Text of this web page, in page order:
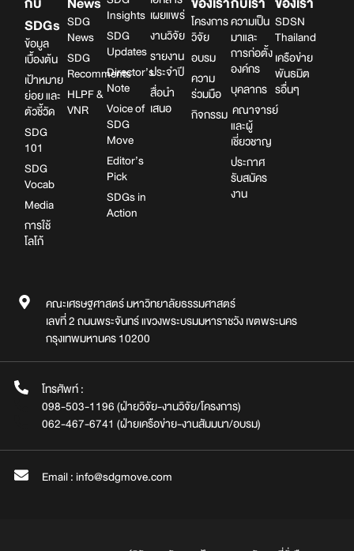
SDGs
ข้อมูล
เบื้องต้น
เป้าหมาย
ย่อย และ
ตัวชี้วัด
SDG
101
SDG
Vocab
Media
การใช้
โลโก้
SDG
News
SDG
Recomments
HLPF &
VNR
Insights
SDG
Updates
Director’s
Note
Voice of
SDG
Move
Editor’s
Pick
SDGs in
Action
เผยแพร่
งานวิจัย
รายงาน
ประจำปี
สื่อนำ
เสนอ
โครงการ
วิจัย
อบรม
ความ
ร่วมมือ
กิจกรรม
ความเป็น
มาและ
การก่อตั้ง
องค์กร
บุคลากร
คณาจารย์
และผู้
เชี่ยวชาญ
ประกาศ
รับสมัคร
งาน
SDSN
Thailand
เครือข่าย
พันธมิต
รอื่นๆ
คณะเศรษฐศาสตร์ มหาวิทยาลัยธรรมศาสตร์
เลขที่ 2 ถนนพระจันทร์ แขวงพระบรมมหาราชวัง เขตพระนคร
กรุงเทพมหานคร 10200
โทรศัพท์ :
098-503-1196 (ฝ่ายวิจัย-งานวิจัย/โครงการ)
062-467-6741 (ฝ่ายเครือข่าย-งานสัมมนา/อบรม)
Email : info@sdgmove.com